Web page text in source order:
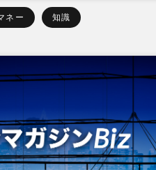
ネー 知識